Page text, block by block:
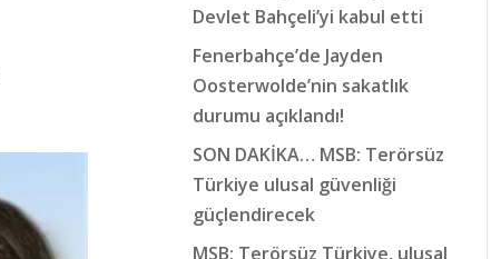
Devlet Bahçeli’yi kabul etti
Fenerbahçe’de Jayden
Oosterwolde’nin sakatlık
durumu açıklandı!
SON DAKİKA… MSB: Terörsüz
Türkiye ulusal güvenliği
güçlendirecek
MSB: Terörsüz Türkiye, ulusal